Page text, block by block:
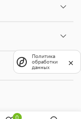
0
Политика
обработки
данных